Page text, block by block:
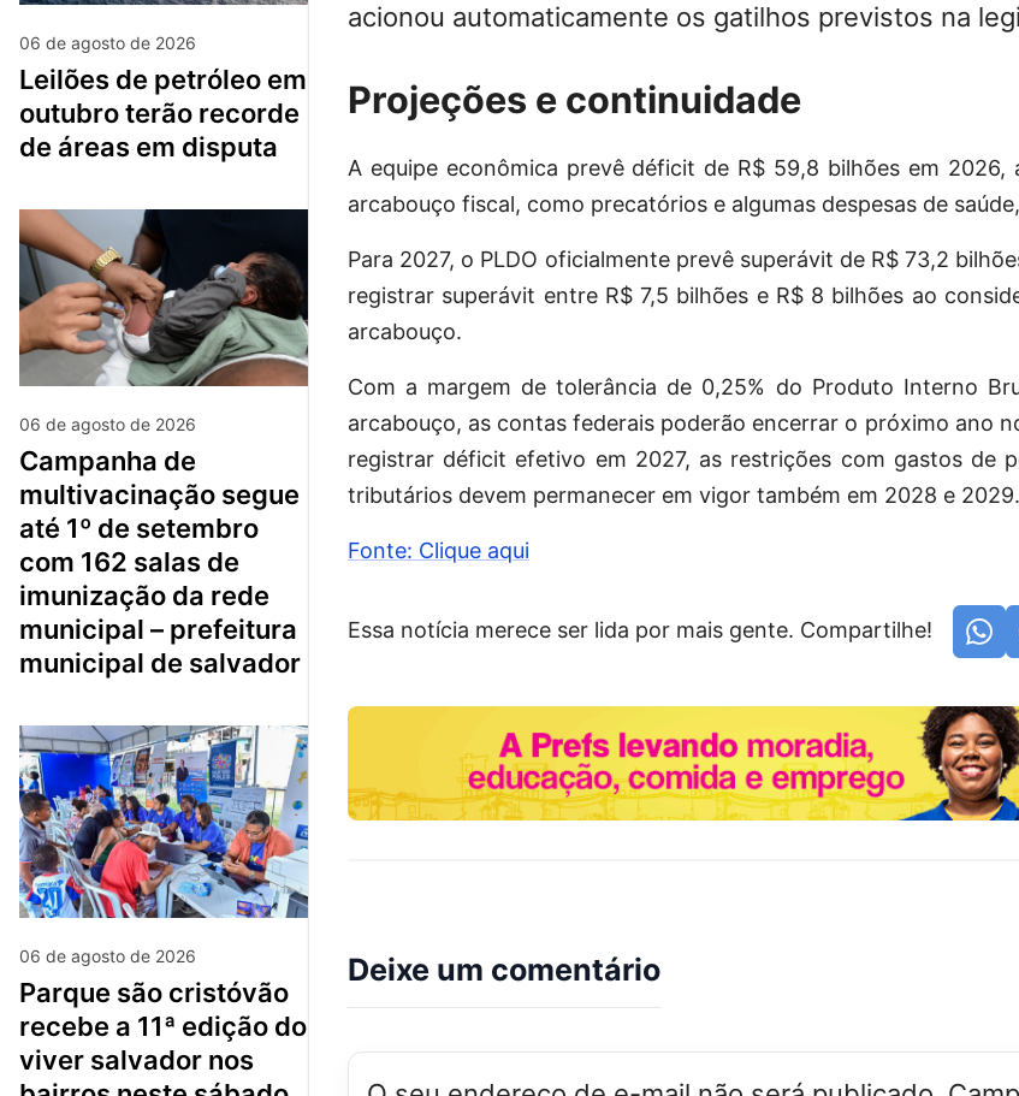
06 de agosto de 2026
leilões de petróleo em
outubro terão recorde
de áreas em disputa
06 de agosto de 2026
campanha de
multivacinação segue
até 1º de setembro
com 162 salas de
imunização da rede
municipal – prefeitura
municipal de salvador
06 de agosto de 2026
parque são cristóvão
recebe a 11ª edição do
viver salvador nos
acionou automaticamente os gatilhos previstos na
Projeções e continuidade
A equipe econômica prevê déficit de R$ 59,8 bilhões em
arcabouço fiscal, como precatórios e algumas despesas de
Para 2027, o PLDO oficialmente prevê superávit de R$ 73,2
registrar superávit entre R$ 7,5 bilhões e R$ 8 bilhões ao
arcabouço.
Com a margem de tolerância de 0,25% do Produto Interno
arcabouço, as contas federais poderão encerrar o próximo ano
registrar déficit efetivo em 2027, as restrições com gastos de
tributários devem permanecer em vigor também em 2028 e 2029.
Fonte: Clique aqui
Essa notícia merece ser lida por mais gente. Compartilhe!
Deixe um comentário